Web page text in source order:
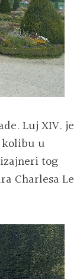
Luj XIV. je
kolibu u
tog
Charlesa Le